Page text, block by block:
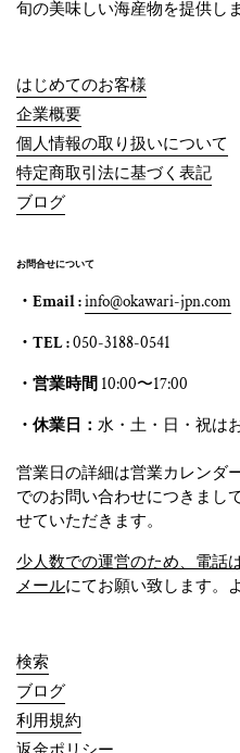
旬の美味しい海産物を提供し
はじめてのお客様
企業概要
個人情報の取り扱いについて
特定商取引法に基づく表記
ブログ
お問合せについて
・Email :info@okawari-jpn.com
・TEL :050-3188-0541
・営業時間 10:00〜17:00
・休業日： 水・土・日・祝は
営業日の詳細は営業カレンダ
でのお問い合わせにつきまし
せていただきます。
少人数での運営のため、電話
メールにてお願い致します。
検索
ブログ
利用規約